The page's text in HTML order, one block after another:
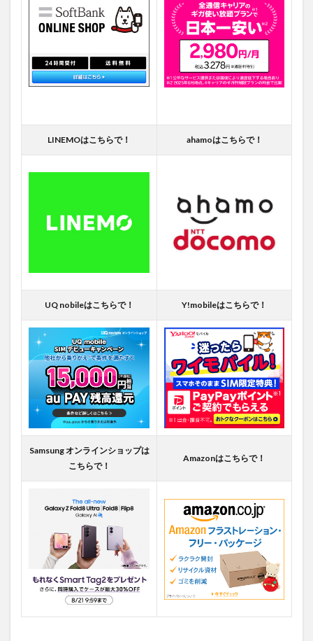
LINEMOはこちらで！ ahamoはこちらで！
UQ nobileはこちらで！ Y!mobileはこちらで！
Samsung オンラインショップは
こちらで！
Amazonはこちらで！